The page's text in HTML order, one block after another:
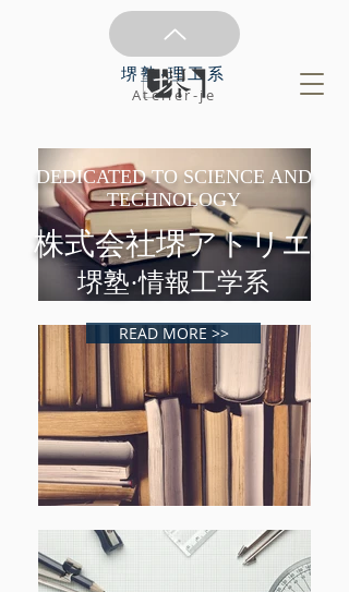
堺塾·理工系
Atelier-je
DEDICATED TO SCIENCE AND
TECHNOLOGY
株式会社堺アトリエ
堺塾·情報工学系
READ MORE >>